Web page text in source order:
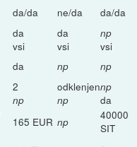
da/da ne/da
da/da
da da np
vsi vsi
vsi
da np np
2 odklenjennp
np np
da
165 EUR np
40000
SIT